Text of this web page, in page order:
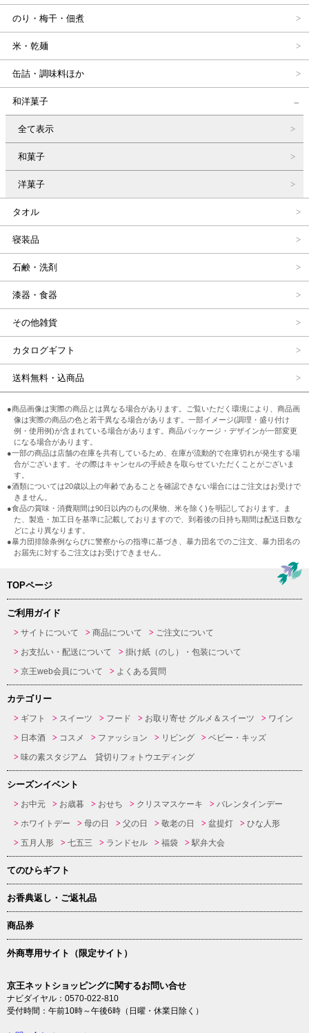
のり・梅干・佃煮
米・乾麺
缶詰・調味料ほか
和洋菓子
全て表示
和菓子
洋菓子
タオル
寝装品
石鹸・洗剤
漆器・食器
その他雑貨
カタログギフト
送料無料・込商品
●商品画像は実際の商品とは異なる場合があります。ご覧いただく環境により、商品画
像は実際の商品の色と若干異なる場合があります。一部イメージ(調理・盛り付け
例・使用例)が含まれている場合があります。商品パッケージ・デザインが一部変更
になる場合があります。
●一部の商品は店舗の在庫を共有しているため、在庫が流動的で在庫切れが発生する場
合がございます。その際はキャンセルの手続きを取らせていただくことがございま
す。
●酒類については20歳以上の年齢であることを確認できない場合にはご注文はお受けで
きません。
●食品の賞味・消費期間は90日以内のもの(果物、米を除く)を明記しております。ま
た、製造・加工日を基準に記載しておりますので、到着後の日持ち期間は配送日数な
どにより異なります。
●暴力団排除条例ならびに警察からの指導に基づき、暴力団名でのご注文、暴力団名の
お届先に対するご注文はお受けできません。
TOPページ
ご利用ガイド
サイトについて 商品について
ご注文について
お支払い・配送について
掛け紙（のし）・包装について
京王web会員について
よくある質問
カテゴリー
ギフト スイーツ フード お取り寄せ グルメ＆スイーツ
ワイン
日本酒
コスメ ファッション リビング
ベビー・キッズ
味の素スタジアム 貸切りフォトウエディング
シーズンイベント
お中元 お歳暮 おせち クリスマスケーキ
バレンタインデー
ホワイトデー
母の日 父の日 敬老の日 盆提灯
ひな人形
五月人形
七五三 ランドセル 福袋 駅弁大会
てのひらギフト
お香典返し・ご返礼品
商品券
外商専用サイト（限定サイト）
京王ネットショッピングに関するお問い合せ
ナビダイヤル：0570-022-810
受付時間：午前10時～午後6時（日曜・休業日除く）